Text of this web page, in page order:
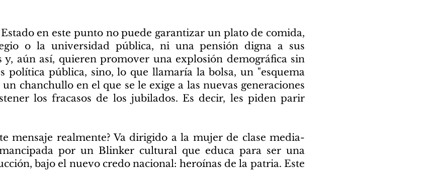
en este punto no puede garantizar un plato de comida,
o la universidad pública, ni una pensión digna a sus
y, aún así, quieren promover una explosión demográfica sin
política pública, sino, lo que llamaría la bolsa, un "esquema
chanchullo en el que se le exige a las nuevas generaciones
los fracasos de los jubilados. Es decir, les piden parir
mensaje realmente? Va dirigido a la mujer de clase media-
por un Blinker cultural que educa para ser una
bajo el nuevo credo nacional: heroínas de la patria. Este